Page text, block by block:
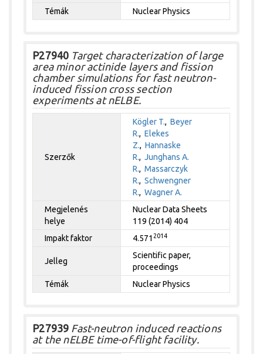
Témák
Nuclear Physics
P27940 Target characterization of large
area minor actinide layers and fission
chamber simulations for fast neutron-
induced fission cross section
experiments at nELBE.
Szerzők
Kögler T.,Beyer
R.,Elekes
Z.,Hannaske
R.,Junghans A.
R.,Massarczyk
R.,Schwengner
R.,Wagner A.
Megjelenés
helye
Nuclear Data Sheets
119 (2014) 404
Impakt faktor
4.571 2014
Jelleg
Scientific paper,
proceedings
Témák
Nuclear Physics
P27939 Fast-neutron induced reactions
at the nELBE time-of-flight facility.